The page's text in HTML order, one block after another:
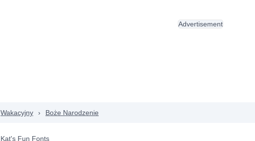
Wakacyjny › Boże Narodzenie
Kat's Fun Fonts
Advertisement